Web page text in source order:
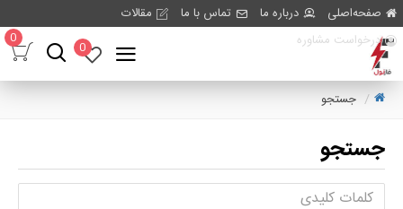
صفحه‌اصلی درباره ما تماس با ما
مقالات
درخواست مشاوره
0
0
جستجو
جستجو